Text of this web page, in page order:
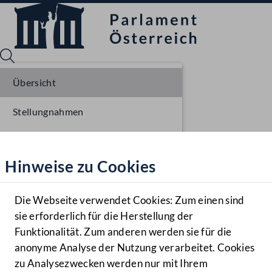
Hilfe
Benutzer
Navigationsmenü öffnen
MENÜ
Hinweise zu Cookies
Die Webseite verwendet Cookies: Zum einen sind
sie erforderlich für die Herstellung der
Funktionalität. Zum anderen werden sie für die
anonyme Analyse der Nutzung verarbeitet. Cookies
zu Analysezwecken werden nur mit Ihrem
Übersicht
Stellungnahmen
Einlangen NR